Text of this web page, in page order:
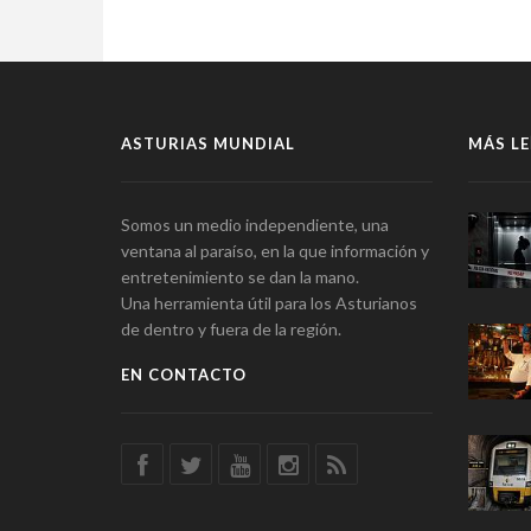
ASTURIAS MUNDIAL
Somos un medio independiente, una
ventana al paraíso, en la que información y
entretenimiento se dan la mano.
Una herramienta útil para los Asturianos
de dentro y fuera de la región.
EN CONTACTO
MÁS